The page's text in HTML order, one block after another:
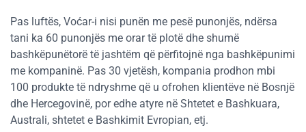
Pas luftës, Voćar-i nisi punën me pesë punonjës, ndërsa
tani ka 60 punonjës me orar të plotë dhe shumë
bashkëpunëtorë të jashtëm që përfitojnë nga bashkëpunimi
me kompaninë. Pas 30 vjetësh, kompania prodhon mbi
100 produkte të ndryshme që u ofrohen klientëve në Bosnjë
dhe Hercegovinë, por edhe atyre në Shtetet e Bashkuara,
Australi, shtetet e Bashkimit Evropian, etj.